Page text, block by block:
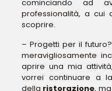
cominciando ad
professionalità, a cui
scoprire.
– Progetti per il
meravigliosamente
aprire una mia
vorrei continuare a
della ristorazione,